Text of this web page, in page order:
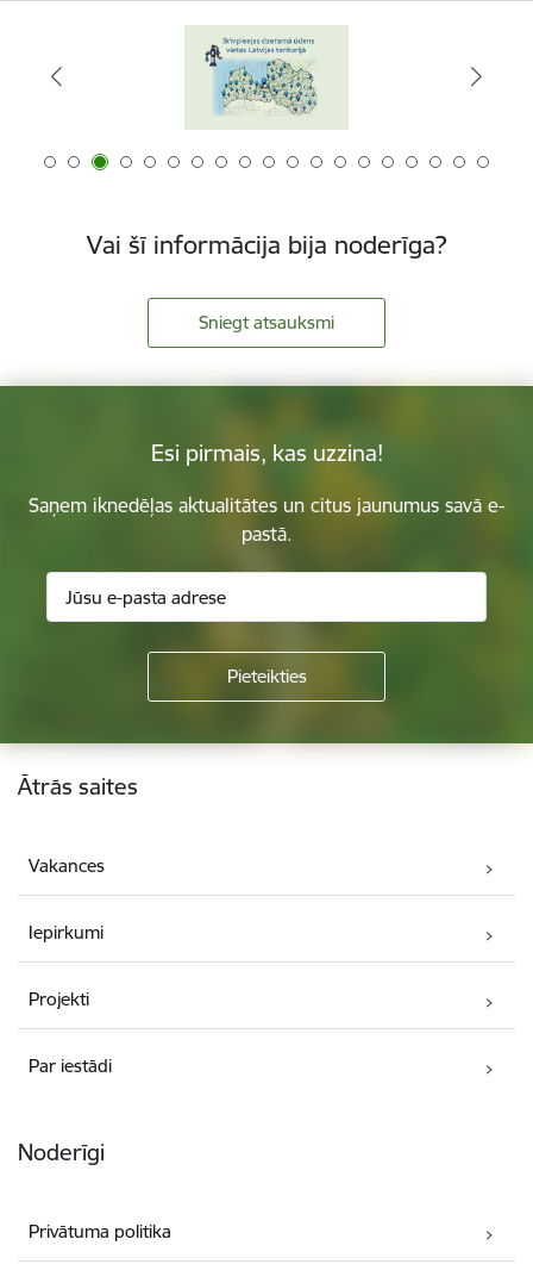
Vai šī informācija bija noderīga?
Sniegt atsauksmi
Esi pirmais, kas uzzina!
Saņem iknedēļas aktualitātes un citus jaunumus savā e-
pastā.
Kājene
Ātrās saites
Vakances
Iepirkumi
Projekti
Par iestādi
Noderīgi
Privātuma politika